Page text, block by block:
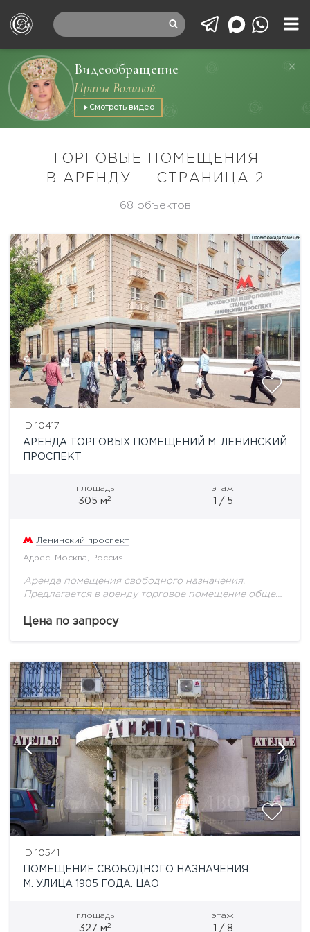
Видеообращение
Ирины Волиной
Смотреть видео
ТОРГОВЫЕ ПОМЕЩЕНИЯ
В АРЕНДУ — СТРАНИЦА 2
68 объектов
ID 10417
АРЕНДА ТОРГОВЫХ ПОМЕЩЕНИЙ М. ЛЕНИНСКИЙ
ПРОСПЕКТ
площадь
305 м2
этаж
1 / 5
Ленинский проспект
Адрес: Москва, Россия
Аренда помещения свободного назначения.
Предлагается в аренду торговое помещение общей
первый этаж 172,3 кв.м и антресоль 132,7 кв.м.
Цена по запросу
ID 10541
ПОМЕЩЕНИЕ СВОБОДНОГО НАЗНАЧЕНИЯ.
М. УЛИЦА 1905 ГОДА. ЦАО
площадь
327 м2
этаж
1 / 8